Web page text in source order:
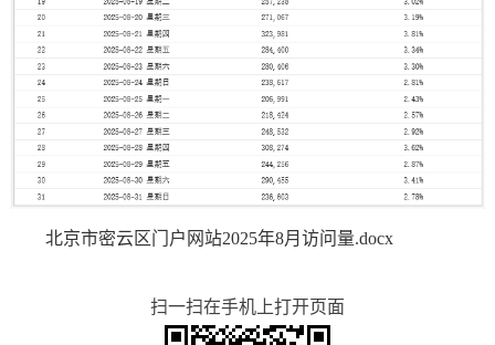
北京市密云区门户网站2025年8月访问量.docx
扫一扫在手机上打开页面